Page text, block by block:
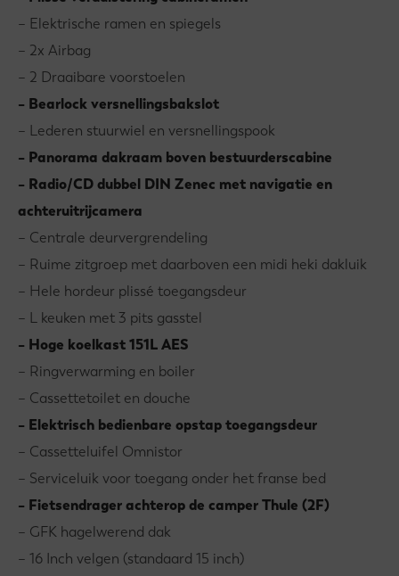
– Elektrische ramen en spiegels
– 2x Airbag
– 2 Draaibare voorstoelen
– Bearlock versnellingsbakslot
– Lederen stuurwiel en versnellingspook
– Panorama dakraam boven bestuurderscabine
– Radio/CD dubbel DIN Zenec met navigatie en
achteruitrijcamera
– Centrale deurvergrendeling
– Ruime zitgroep met daarboven een midi heki dakluik
– Hele hordeur plissé toegangsdeur
– L keuken met 3 pits gasstel
– Hoge koelkast 151L AES
– Ringverwarming en boiler
– Cassettetoilet en douche
– Elektrisch bedienbare opstap toegangsdeur
– Cassetteluifel Omnistor
– Serviceluik voor toegang onder het franse bed
– Fietsendrager achterop de camper Thule (2F)
– GFK hagelwerend dak
– 16 Inch velgen (standaard 15 inch)